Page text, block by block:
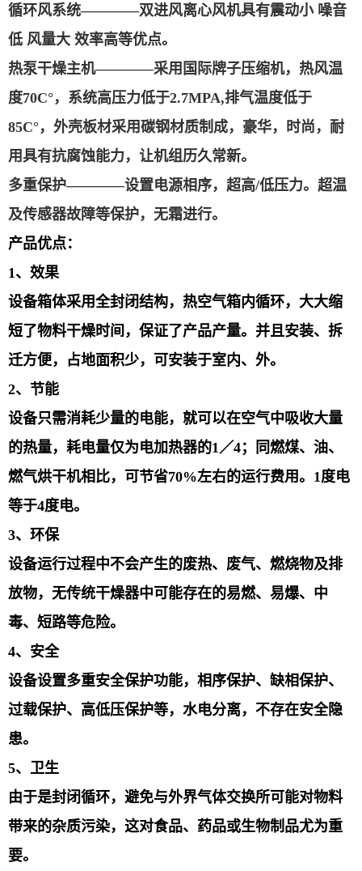
循环风系统————双进风离心风机具有震动小 噪音
低 风量大 效率高等优点。
热泵干燥主机————采用国际牌子压缩机，热风温
度70C°，系统高压力低于2.7MPA,排气温度低于
85C°，外壳板材采用碳钢材质制成，豪华，时尚，耐
用具有抗腐蚀能力，让机组历久常新。
多重保护————设置电源相序，超高/低压力。超温
及传感器故障等保护，无霜进行。
产品优点：
1 、效果
设备箱体采用全封闭结构，热空气箱内循环，大大缩
短了物料干燥时间，保证了产品产量。 并且安装、拆
迁方便，占地面积少，可安装于室内、外。
2、 节能
设备只需消耗少量的电能，就可以在空气中吸收大量
的热量，耗电量仅为电加热器的1 ／4；
同燃煤、油、
燃气烘干机相比，可节省70%左右的运行费用。 1 度电
等于4度电。
3、 环保
设备运行过程中不会产生的废热、废气、燃烧物及排
放物，无传统干燥器中可能存在的易燃、易爆、中
毒、短路等危险。
4、 安全
设备设置多重安全保护功能，相序保护、缺相保护、
过载保护、高低压保护等，水电分离，不存在安全隐
患。
5、 卫生
由于是封闭循环，避免与外界气体交换所可能对物料
带来的杂质污染，这对食品、药品或生物制品尤为重
要。